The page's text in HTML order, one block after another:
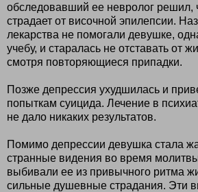
обследовавший ее невролог решил,
страдает от височной эпилепсии.
лекарства не помогали девушке,
учебу, и старалась не отставать от
смотря повторяющиеся припадки.
Позже депрессия ухудшилась и
попыткам суицида. Лечение в
не дало никаких результатов.
Помимо депрессии девушка стала
странные видения во время
выбивали ее из привычного ритма
сильные душевные страдания. Эти